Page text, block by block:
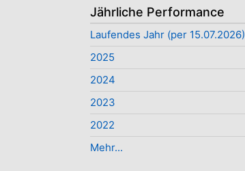
Jährliche Performance
Laufendes Jahr (per 15.07.2026)
2025
2024
2023
2022
Mehr...